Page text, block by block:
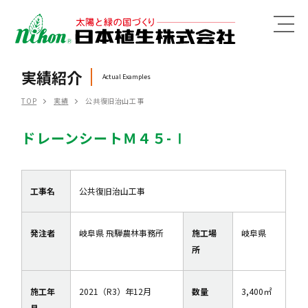
MENU
実績紹介 Actual Examples
TOP 実績 公共復旧治山工事
ドレーンシートＭ４５-Ⅰ
工事名 公共復旧治山工事
発注者 岐阜県 飛騨農林事務所
施工場
所
岐阜県
施工年
2021（R3）年12月 数量 3,400㎡